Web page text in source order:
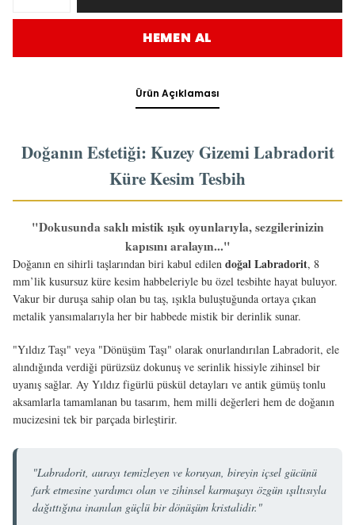
HEMEN AL
Ürün Açıklaması
Doğanın Estetiği: Kuzey Gizemi Labradorit
Küre Kesim Tesbih
"Dokusunda saklı mistik ışık oyunlarıyla, sezgilerinizin
kapısını aralayın..."
Doğanın en sihirli taşlarından biri kabul edilen doğal Labradorit, 8
mm’lik kusursuz küre kesim habbeleriyle bu özel tesbihte hayat buluyor.
Vakur bir duruşa sahip olan bu taş, ışıkla buluştuğunda ortaya çıkan
metalik yansımalarıyla her bir habbede mistik bir derinlik sunar.
"Yıldız Taşı" veya "Dönüşüm Taşı" olarak onurlandırılan Labradorit, ele
alındığında verdiği pürüzsüz dokunuş ve serinlik hissiyle zihinsel bir
uyanış sağlar. Ay Yıldız figürlü püskül detayları ve antik gümüş tonlu
aksamlarla tamamlanan bu tasarım, hem milli değerleri hem de doğanın
mucizesini tek bir parçada birleştirir.
"Labradorit, aurayı temizleyen ve koruyan, bireyin içsel gücünü
fark etmesine yardımcı olan ve zihinsel karmaşayı özgün ışıltısıyla
dağıttığına inanılan güçlü bir dönüşüm kristalidir."